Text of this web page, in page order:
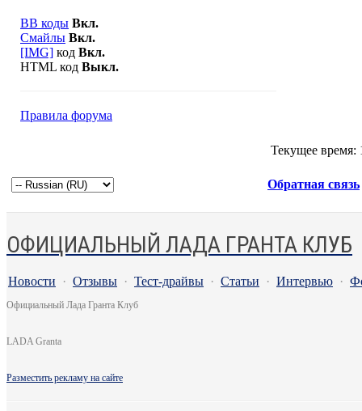
BB коды Вкл.
Смайлы Вкл.
[IMG] код Вкл.
HTML код Выкл.
Правила форума
Текущее время:
Обратная связь
ОФИЦИАЛЬНЫЙ ЛАДА ГРАНТА КЛУБ
Новости · Отзывы · Тест-драйвы · Статьи · Интервью ·
Официальный Лада Гранта Клуб
LADA Granta
Разместить рекламу на сайте